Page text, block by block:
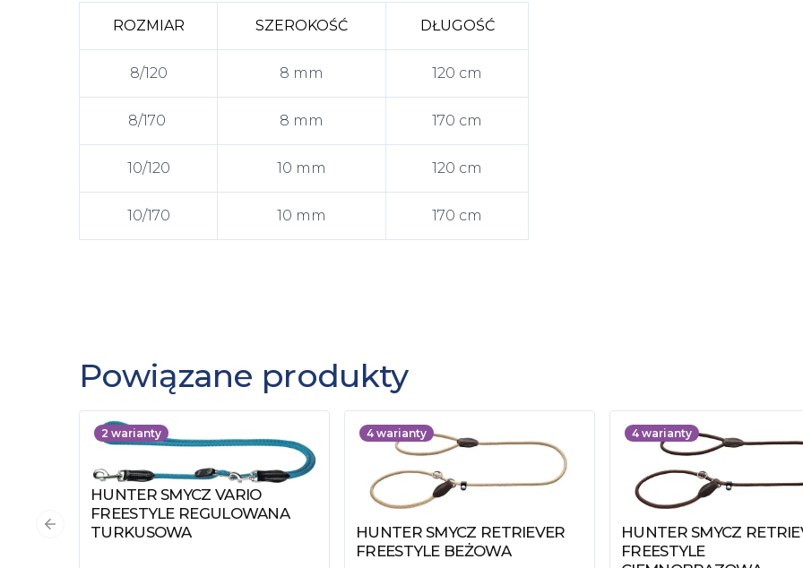
ROZMIAR SZEROKOŚĆ DŁUGOŚĆ
8/120 8 mm 120 cm
8/170 8 mm 170 cm
10/120 10 mm 120 cm
10/170 10 mm 170 cm
Powiązane produkty
2 warianty
Zobacz produkt
HUNTER SMYCZ VARIO
FREESTYLE REGULOWANA
TURKUSOWA
4 warianty
Zobacz produkt
HUNTER SMYCZ RETRIEVER
FREESTYLE BEŻOWA
4 warianty
Zobacz produkt
HUNTER SMYCZ
FREESTYLE
Poprzedni slajd